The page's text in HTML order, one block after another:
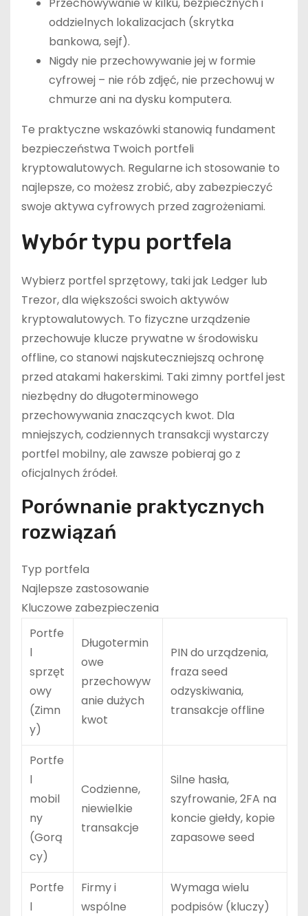
Przechowywanie w kilku, bezpiecznych i
oddzielnych lokalizacjach (skrytka
bankowa, sejf).
Nigdy nie przechowywanie jej w formie
cyfrowej – nie rób zdjęć, nie przechowuj w
chmurze ani na dysku komputera.
Te praktyczne wskazówki stanowią fundament
bezpieczeństwa Twoich portfeli
kryptowalutowych. Regularne ich stosowanie to
najlepsze, co możesz zrobić, aby zabezpieczyć
swoje aktywa cyfrowych przed zagrożeniami.
Wybór typu portfela
Wybierz portfel sprzętowy, taki jak Ledger lub
Trezor, dla większości swoich aktywów
kryptowalutowych. To fizyczne urządzenie
przechowuje klucze prywatne w środowisku
offline, co stanowi najskuteczniejszą ochronę
przed atakami hakerskimi. Taki zimny portfel jest
niezbędny do długoterminowego
przechowywania znaczących kwot. Dla
mniejszych, codziennych transakcji wystarczy
portfel mobilny, ale zawsze pobieraj go z
oficjalnych źródeł.
Porównanie praktycznych
rozwiązań
Typ portfela
Najlepsze zastosowanie
Kluczowe zabezpieczenia
Portfe
l
sprzęt
owy
(Zimn
y)
Długotermin
owe
przechowyw
anie dużych
kwot
PIN do urządzenia,
fraza seed
odzyskiwania,
transakcje offline
Portfe
l
mobil
ny
(Gorą
cy)
Codzienne,
niewielkie
transakcje
Silne hasła,
szyfrowanie, 2FA na
koncie giełdy, kopie
zapasowe seed
Portfe
l
Firmy i
wspólne
Wymaga wielu
podpisów (kluczy)